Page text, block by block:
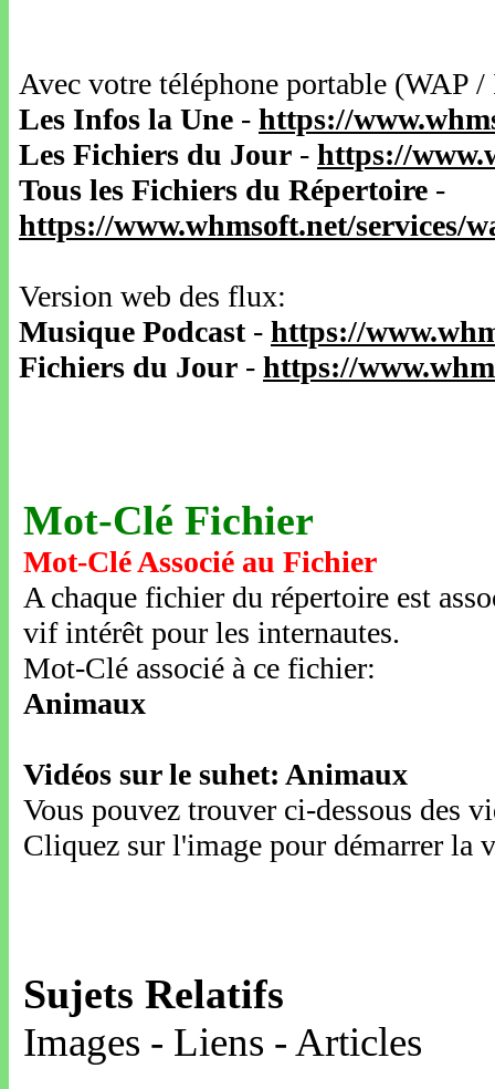
Avec votre téléphone portable
Les Infos la Une - https://
Les Fichiers du Jour - https://
Tous les Fichiers du Répertoire -
https://www.whmsoft.net/services/
Version web des flux:
Musique Podcast- https://
Fichiers du Jour - https://
Mot-Clé Fichier
Mot-Clé Associé au Fichier
A chaque fichier du répertoire est
vif intérêt pour les internautes.
Mot-Clé associé à ce fichier:
Animaux
Vidéos sur le suhet: Animaux
Vous pouvez trouver ci-dessous des
Cliquez sur l'image pour démarrer la
Sujets Relatifs
Images - Liens - Articles